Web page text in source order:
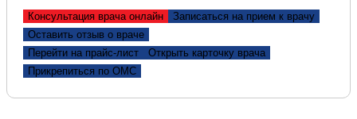
Консультация врача онлайн
Записаться на прием к врачу
Оставить отзыв о враче
Перейти на прайс-лист
Открыть карточку врача
Прикрепиться по ОМС